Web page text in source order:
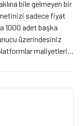
bile gelmeyen bir
sadece fiyat
1000 adet başka
üzerindesiniz
maliyetleri
için zamanları ya